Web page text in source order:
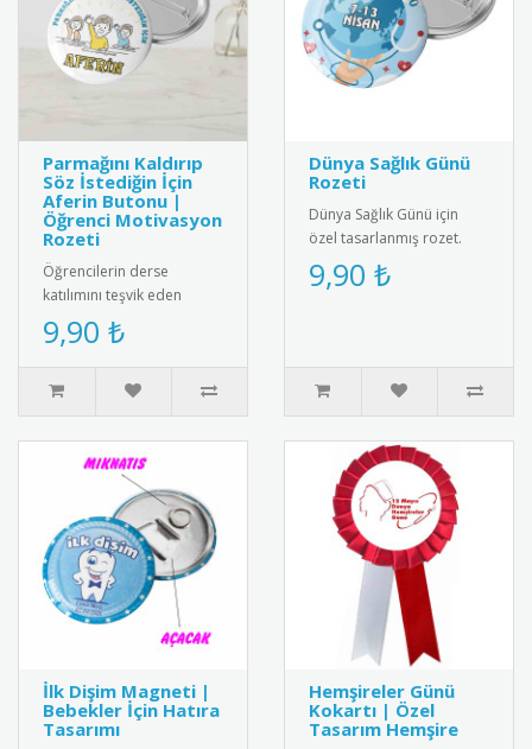
Parmağını Kaldırıp
Söz İstediğin İçin
Aferin Butonu |
Öğrenci Motivasyon
Rozeti
Öğrencilerin derse
katılımını teşvik eden
"Parmağını Kaldırıp Söz
İstediğin İçin Aferin" yazılı
moti..
9,90 ₺
Dünya Sağlık Günü
Rozeti
Dünya Sağlık Günü için
özel tasarlanmış rozet.
Sağlıklı yaşam bilincini
yaymak için ideal
9,90 ₺
İlk Dişim Magneti |
Bebekler İçin Hatıra
Tasarımı
Hemşireler Günü
Kokartı | Özel
Tasarım Hemşire